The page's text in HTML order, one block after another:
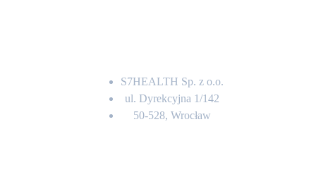
S7HEALTH Sp. z o.o.
ul. Dyrekcyjna 1/142
50-528, Wrocław